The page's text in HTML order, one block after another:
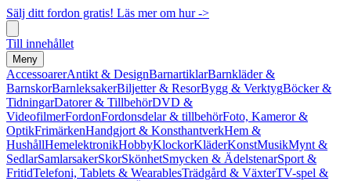
Sälj ditt fordon gratis! Läs mer om hur ->
Till innehållet
Meny
AccessoarerAntikt & DesignBarnartiklarBarnkläder &
BarnskorBarnleksakerBiljetter & ResorBygg & VerktygBöcker &
TidningarDatorer & TillbehörDVD &
VideofilmerFordonFordonsdelar & tillbehörFoto, Kameror &
OptikFrimärkenHandgjort & KonsthantverkHem &
HushållHemelektronikHobbyKlockorKläderKonstMusikMynt &
SedlarSamlarsakerSkorSkönhetSmycken & ÄdelstenarSport &
FritidTelefoni, Tablets & WearablesTrädgård & VäxterTV-spel &